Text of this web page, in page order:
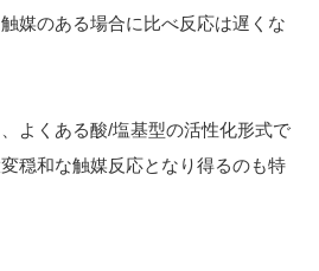
媒のある場合に比べ反応は遅くな
よくある酸/塩基型の活性化形式で
穏和な触媒反応となり得るのも特